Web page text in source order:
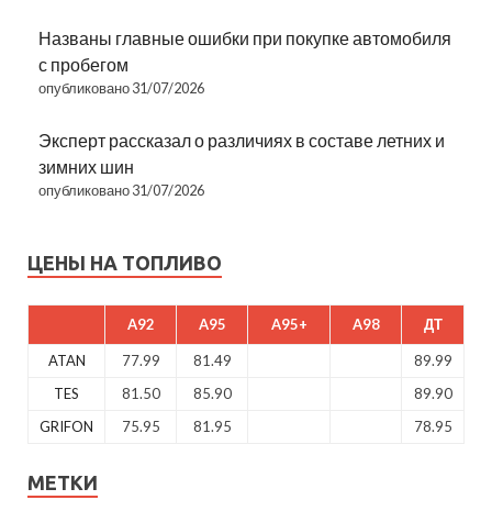
Названы главные ошибки при покупке автомобиля
с пробегом
опубликовано 31/07/2026
Эксперт рассказал о различиях в составе летних и
зимних шин
опубликовано 31/07/2026
ЦЕНЫ НА ТОПЛИВО
A92 A95 A95+ A98 ДТ
ATAN 77.99 81.49
89.99
TES
81.50 85.90
89.90
GRIFON
75.95 81.95 78.95
МЕТКИ